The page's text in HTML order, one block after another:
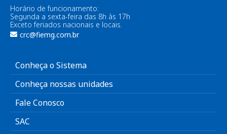
Horário de funcionamento:
Segunda a sexta-feira das 8h às 17h
Exceto feriados nacionais e locais.
crc@fiemg.com.br
Conheça o Sistema
Conheça nossas unidades
Fale Conosco
SAC